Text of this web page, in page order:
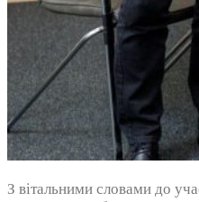
З вітальними словами до